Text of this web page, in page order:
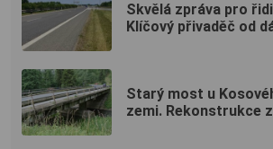
Skvělá zpráva pro
Klíčový přivaděč od
Starý most u
zemi. Rekonstrukce